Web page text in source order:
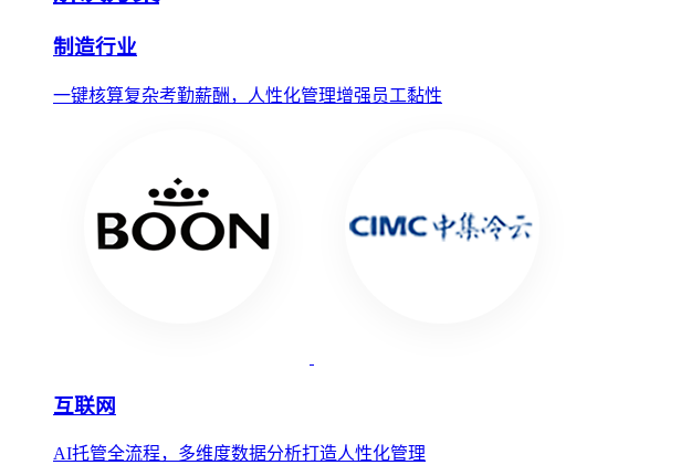
制造行业
一键核算复杂考勤薪酬，人性化管理增强员工黏性
互联网
AI托管全流程，多维度数据分析打造人性化管理